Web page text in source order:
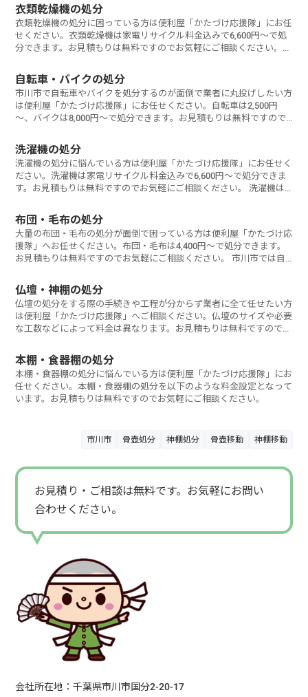
衣類乾燥機の処分
衣類乾燥機の処分に困っている方は便利屋「かたづけ応援隊」にお任
せください。衣類乾燥機は家電リサイクル料金込みで6,600円～で処
分できます。お見積もりは無料ですのでお気軽にご相談ください。
自転車・バイクの処分
市川市で自転車やバイクを処分するのが面倒で業者に丸投げしたい方
は便利屋「かたづけ応援隊」にお任せください。自転車は2,500円
～、バイクは8,000円～で処分できます。お見積もりは無料ですので
洗濯機の処分
洗濯機の処分に悩んでいる方は便利屋「かたづけ応援隊」にお任せく
ださい。洗濯機は家電リサイクル料金込みで6,600円～で処分できま
す。お見積もりは無料ですのでお気軽にご相談ください。 洗濯機は
布団・毛布の処分
大量の布団・毛布の処分が面倒で困っている方は便利屋「かたづけ応
援隊」へお任せください。布団・毛布は4,400円～で処分できます。
お見積もりは無料ですのでお気軽にご相談ください。 市川市では自
仏壇・神棚の処分
仏壇の処分をする際の手続きや工程が分からず業者に全て任せたい方
は便利屋「かたづけ応援隊」へご相談ください。仏壇のサイズや必要
な工数などによって料金は異なります。お見積もりは無料ですのでお
本棚・食器棚の処分
本棚・食器棚の処分に悩んでいる方は便利屋「かたづけ応援隊」にお
任せください。本棚・食器棚の処分を以下のような料金設定となって
います。お見積もりは無料ですのでお気軽にご相談ください。
市川市 骨壺処分 神棚処分 骨壺移動 神棚移動
お見積り・ご相談は無料です。お気軽にお問い
合わせください。
会社所在地：千葉県市川市国分2-20-17